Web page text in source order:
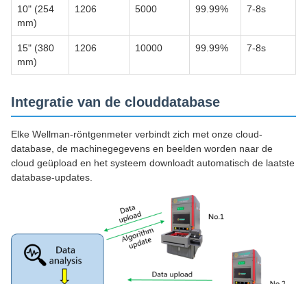
10" (254
mm)
1206 5000 99.99% 7-8s
15" (380
mm)
1206 10000 99.99% 7-8s
Integratie van de clouddatabase
Elke Wellman-röntgenmeter verbindt zich met onze cloud-
database, de machinegegevens en beelden worden naar de
cloud geüpload en het systeem downloadt automatisch de laatste
database-updates.